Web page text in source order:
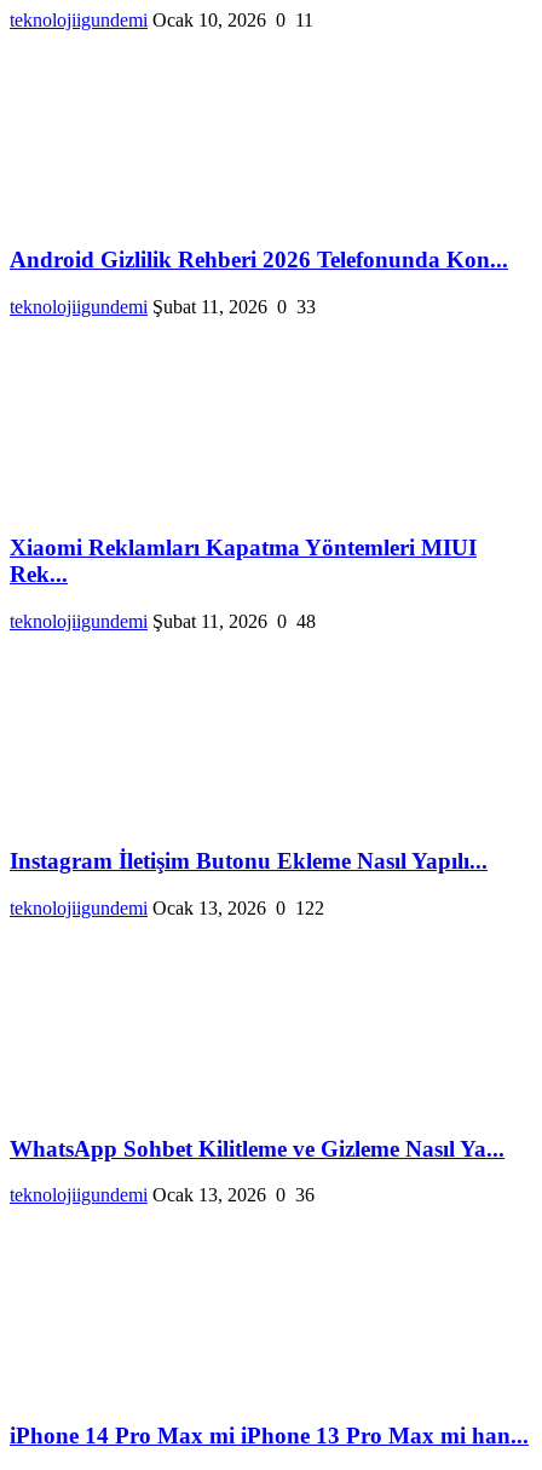
teknolojiigundemi Ocak 10, 2026 0 11
Android Gizlilik Rehberi 2026 Telefonunda Kon...
teknolojiigundemi Şubat 11, 2026 0 33
Xiaomi Reklamları Kapatma Yöntemleri MIUI
Rek...
teknolojiigundemi Şubat 11, 2026 0 48
Instagram İletişim Butonu Ekleme Nasıl Yapılı...
teknolojiigundemi Ocak 13, 2026 0 122
WhatsApp Sohbet Kilitleme ve Gizleme Nasıl Ya...
teknolojiigundemi Ocak 13, 2026 0 36
iPhone 14 Pro Max mi iPhone 13 Pro Max mi han...